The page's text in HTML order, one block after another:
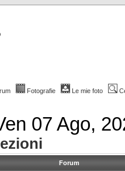
Fotografie Le mie foto
07 Ago,
Forum